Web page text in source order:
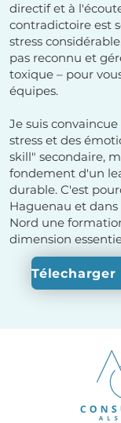
directif et à
contradictoire est
stress
pas reconnu et
toxique – pour
équipes.
Je suis
stress et des
skill" secondaire,
fondement d'un
durable. C'est
Haguenau et
Nord une
dimension